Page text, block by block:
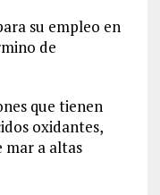
su empleo en
de
que tienen
oxidantes,
mar a altas